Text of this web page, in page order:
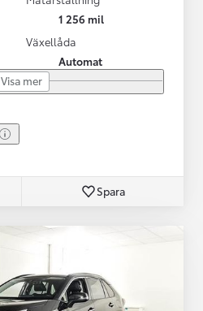
1 256 mil
Växellåda
Automat
Visa mer
Spara